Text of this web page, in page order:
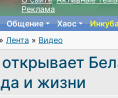
Реклама
Общение Хаос
» Лента » Видео
и жизни